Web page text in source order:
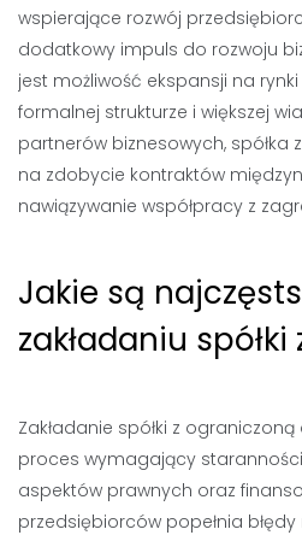
wspierające rozwój
dodatkowy impuls do rozwoju
jest możliwość ekspansji na
formalnej strukturze i większej
partnerów biznesowych, spółka
na zdobycie kontraktów
nawiązywanie współpracy z
Jakie są
zakładaniu spółki
Zakładanie spółki z
proces wymagający
aspektów prawnych oraz
przedsiębiorców popełnia